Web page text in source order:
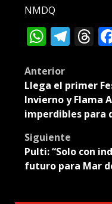
NMDQ
Post
navigation
Anterior
Llega el primer
Invierno y Flama
imperdibles
Siguiente
Pulti: “Solo con
futuro para Mar